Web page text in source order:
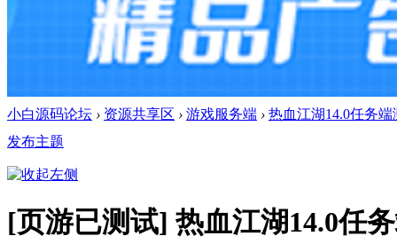
小白源码论坛 › 资源共享区 › 游戏服务端 › 热血江湖14.0任务
发布主题
[页游已测试] 热血江湖14.0任